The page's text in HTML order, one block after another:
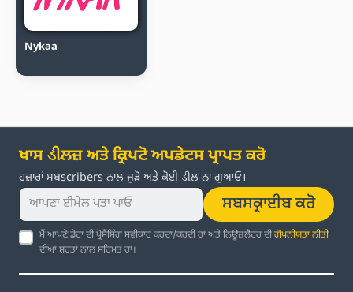
Nykaa
ਖਾਸ ડીਲਜ਼ ਅਤੇ ਕ੍ਰਿਪਟੋ ਅਪਡੇਟਸ ਪ੍ਰਾਪਤ ਕਰੋ
ਹਜ਼ਾਰਾਂ ਸਬscribers ਨਾਲ ਜੁੜੋ ਅਤੇ ਕੋਈ ડીਲ ਨਾ ਗੁਆਓ।
ਸਬਸਕ੍ਰਾਈਬ ਕਰੋ
ਮੈਂ ਆਪਣੇ ਡੇਟਾ ਦੀ ਪ੍ਰੋਸੈਸਿੰਗ ਸਵੀਕਾਰ ਕਰਦਾ/ਕਰਦੀ ਹਾਂ ਅਤੇ ਨਿਊਜ਼ਲੈਟਰ ਦੀਗੋਪਨੀਯਤਾ ਨੀਤੀ
ਦੀਆਂ ਸ਼ਰਤਾਂ ਨਾਲ ਸਹਿਮਤ ਹਾਂ।